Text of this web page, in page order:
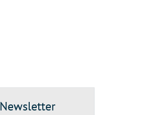
Newsletter